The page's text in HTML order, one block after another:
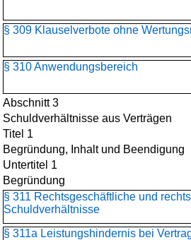
§ 309 Klauselverbote ohne
§ 310 Anwendungsbereich
Abschnitt 3
Schuldverhältnisse aus Verträgen
Titel 1
Begründung, Inhalt und Beendigung
Untertitel 1
Begründung
§ 311 Rechtsgeschäftliche und
Schuldverhältnisse
§ 311a Leistungshindernis bei